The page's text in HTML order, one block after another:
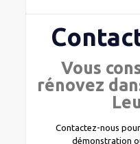
Vous
rénovez
Contactez-nous
démonstration